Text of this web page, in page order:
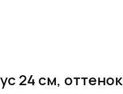
24 см,